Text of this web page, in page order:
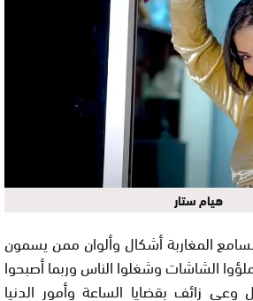
هيام ستار
المغاربة أشكال وألوان ممن يسمون
الشاشات وشغلوا الناس وربما أصبحوا
زائف بقضايا الساعة وأمور الدنيا